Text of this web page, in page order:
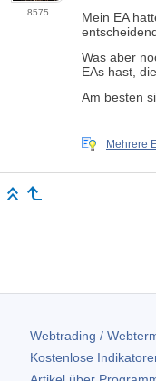
8575
Mein EA
Was aber
EAs hast,
Am besten
Mehrere
Webtrading /
Kostenlose